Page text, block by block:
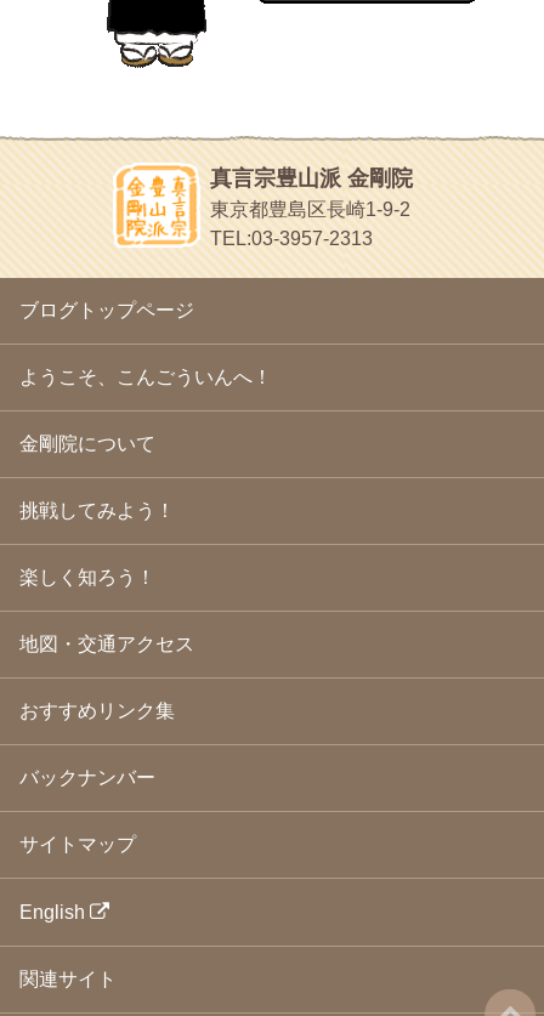
2010年9月(16)
(13)
2010年5月(22)
2010年4月(25)
2010年3月(22)
2010年2月
(23)
2010年1月(23)
2009年12月(18)
2009年10月(20)
2009年9月(20)
2009年8月 (18)
2009年7月
(21)
2009年6月(22)
2009年5月(20)
2009年2月(19)
2009年1月(25)
2008年12月 (22)
2008年9月(24)
2008年8月(24)
2008年7月
(23)
2008年6月(23)
2008年5月(21)
2008年4月(22)
2008年1月 (23)
2007年12月(26)
2007年11月
2007年10月
2007年9月(23)
2007年8月
目白鍼灸院
日本人の繊細な体質にあわせた、やさしく気持ちよい鍼灸治療で
ほうげん日記
放言じゃなくて和尚さんの名前だよ
面白いサイトみつけたよ。
ヘェ～という感じ
chocolab.Air♪DIALY
ラブラドールのワンちゃんがかわいいよ
真言宗豊山派 金剛院
東京都豊島区長崎1-9-2
TEL:03-3957-2313
ブログトップページ
ようこそ、こんごういんへ！
金剛院について
挑戦してみよう！
楽しく知ろう！
地図・交通アクセス
おすすめリンク集
バックナンバー
サイトマップ
English
関連サイト